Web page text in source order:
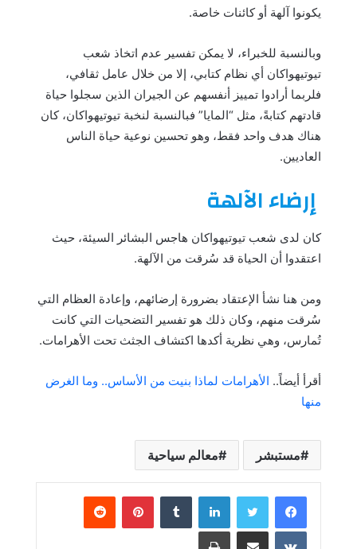
يكونوا آلهة أو كائنات خاصة.
وبالنسبة للخبراء، لا يمكن تفسير عدم اتخاذ شعب
تيوتيهواكان أي نظام كتابي، إلا من خلال عامل ثقافي،
فلربما أرادوا تمييز أنفسهم عن الجيران الذين سجلوا حياة
قادتهم كتابةً، مثل “المايا” فبالنسبة لنخبة تيوتيهواكان، كان
هناك هدف واحد فقط، وهو تحسين نوعية حياة الناس
العاديين.
إرضاء الآلهة
كان لدى شعب تيوتيهواكان هاجس البشائر السيئة، حيث
اعتقدوا أن الحياة قد سُرقت من الآلهة.
ومن هنا نشأ الإعتقاد بضرورة إرضائهم، وإعادة العظام التي
سُرقت منهم، وكان ذلك هو تفسير التضحيات التي كانت
تُمارس، وهي نظرية أكدها اكتشاف الجثث تحت الأهرامات.
أقرأ أيضاً.. الأهرامات لماذا بنيت من الأساس.. وما الغرض
منها
مستبشر معالم سياحية
لينكدإن بينتيريست
مشاركة عبر البريد طباعة